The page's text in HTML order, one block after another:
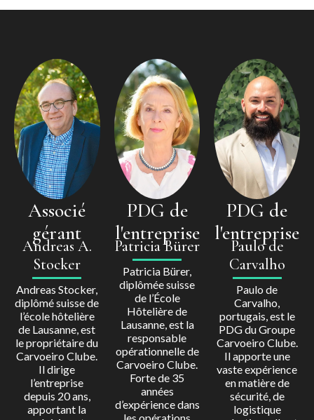
Associé
gérant
Andreas A.
Stocker
Andreas Stocker,
diplômé suisse de
l’école hôtelière
de Lausanne, est
le propriétaire du
Carvoeiro Clube.
Il dirige
l’entreprise
depuis 20 ans,
apportant la
PDG de
l'entreprise
Patricia Bürer
Patricia Bürer,
diplômée suisse
de l’École
Hôtelière de
Lausanne, est la
responsable
opérationnelle de
Carvoeiro Clube.
Forte de 35
années
d’expérience dans
PDG de
l'entreprise
Paulo de
Carvalho
Paulo de
Carvalho,
portugais, est le
PDG du Groupe
Carvoeiro Clube.
Il apporte une
vaste expérience
en matière de
sécurité, de
logistique